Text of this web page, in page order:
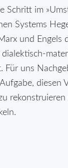
Schritt im
Systems
und Engels
Für uns
diesen
rekonstruieren